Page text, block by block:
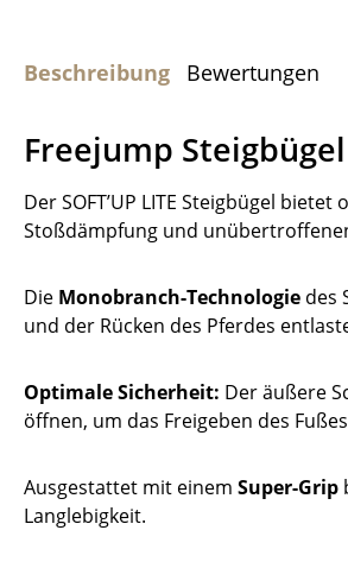
Beschreibung Bewertungen
Freejump
Der SOFT’UP LITE Steigbügel
Stoßdämpfung und
Die Monobranch-Technologie des
und der Rücken des Pferdes
Optimale Sicherheit: Der äußere
öffnen, um das Freigeben des
Ausgestattet mit einem Super-Grip
Langlebigkeit.